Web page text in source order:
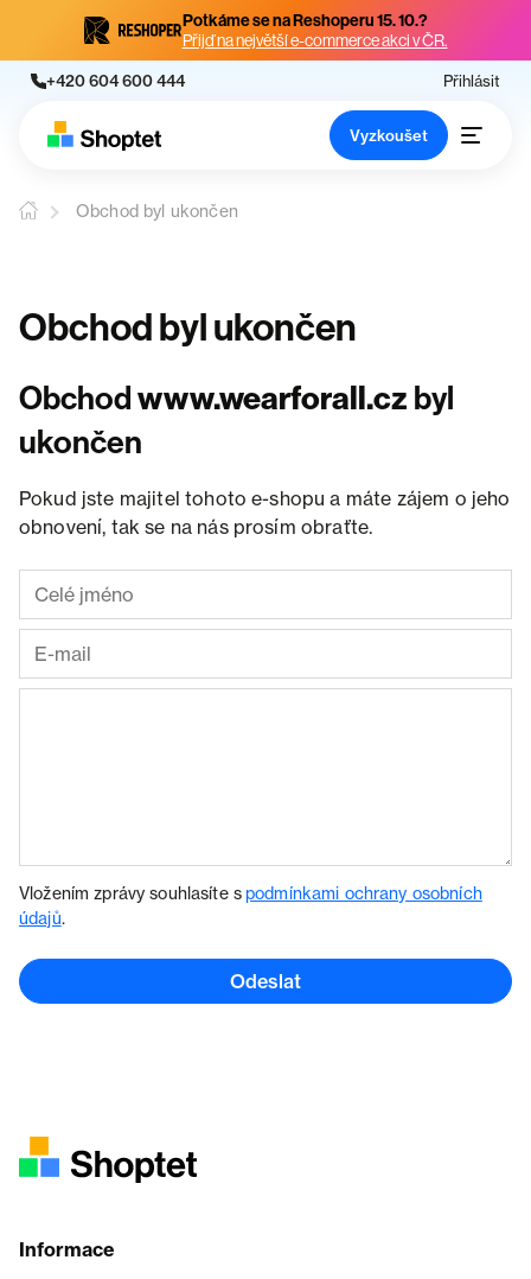
Potkáme se na Reshoperu 15. 10.?
Přijď na největší e-commerce akci v ČR.
+420 604 600 444 Přihlásit
Vyzkoušet
Obchod byl ukončen
Obchod byl ukončen
Obchodwww.wearforall.cz byl
ukončen
Pokud jste majitel tohoto e-shopu a máte zájem o jeho
obnovení, tak se na nás prosím obraťte.
Vložením zprávy souhlasíte spodmínkami ochrany osobních
údajů.
Odeslat
Informace